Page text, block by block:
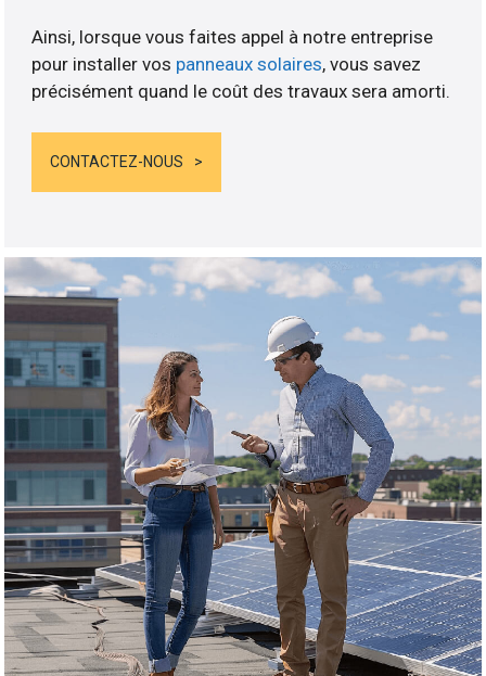
Ainsi, lorsque vous faites appel à notre entreprise
pour installer vos panneaux solaires, vous savez
précisément quand le coût des travaux sera amorti.
CONTACTEZ-NOUS